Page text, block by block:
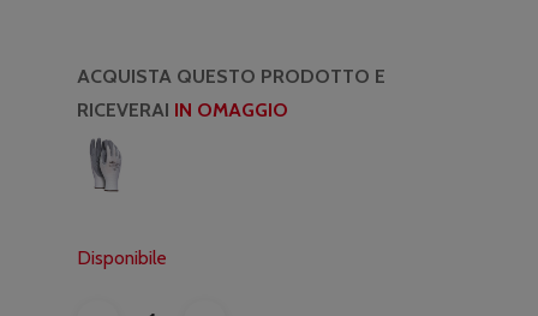
ACQUISTA QUESTO PRODOTTO E
RICEVERAI IN OMAGGIO
Disponibile